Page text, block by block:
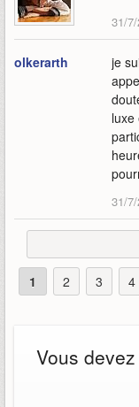
31/
olkerarth
je
luxe
31/
1 2 3 4
Vous